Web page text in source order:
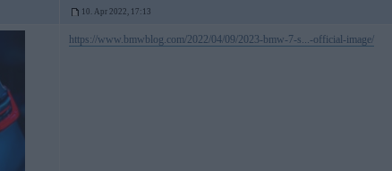
10. Apr 2022, 17:13
https://www.bmwblog.com/2022/04/09/2023-bmw-7-s...-official-image/